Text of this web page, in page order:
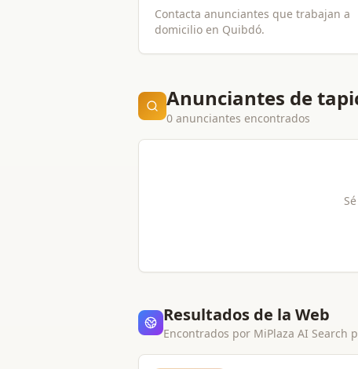
Contacta anunciantes que trabajan a
domicilio en Quibdó.
Anunciantes de
0 anunciantes encontrados
Resultados de la Web
Encontrados por MiPlaza AI Search